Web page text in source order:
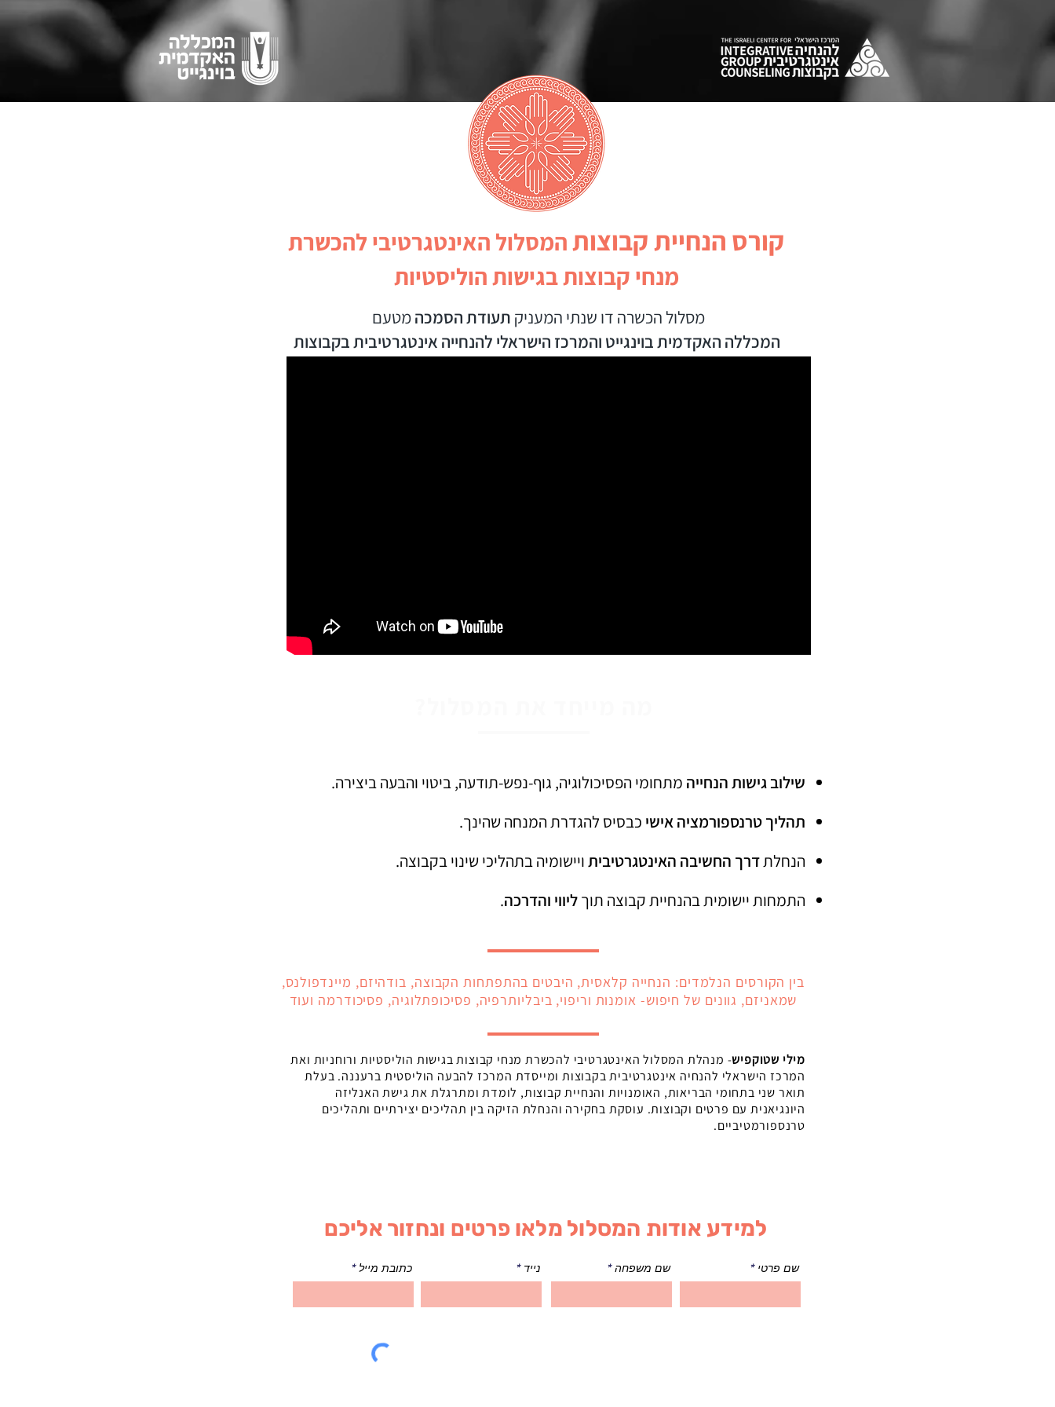
קורס הנחיית קבוצותהמסלול האינטגרטיבי להכשרת
מנחי קבוצות בגישות הוליסטיות
מסלול הכשרה דו שנתי המעניק תעודת הסמכהמטעם
המכללה האקדמית בוינגייט והמרכז הישראלי להנחייה אינטגרטיבית בקבוצות
שילוב גישות הנחייה מתחומי הפסיכולוגיה, גוף-נפש-תודעה, ביטוי והבעה ביצירה.
תהליך טרנספורמציה אישי כבסיס להגדרת המנחה שהינך.
הנחלתדרך החשיבה האינטגרטיביתויישומיה בתהליכי שינוי בקבוצה.
התמחות יישומית בהנחיית קבוצה תוךליווי והדרכה.
בין הקורסים הנלמדים: הנחייה קלאסית, היבטים בהתפתחות הקבוצה, בודהיזם, מיינדפולנס,
שמאניזם, גוונים של חיפוש- אומנות וריפוי, ביבליותרפיה, פסיכופתלוגיה, פסיכודרמה ועוד
מילי שטוקפיש- מנהלת המסלול האינטגרטיבי להכשרת מנחי קבוצות בגישות הוליסטיות ורוחניות ואת
המרכז הישראלי להנחיה אינטגרטיבית בקבוצות ומייסדת המרכז להבעה הוליסטית ברעננה. בעלת
תואר שני בתחומי הבריאות, האומנויות והנחיית קבוצות, לומדת ומתרגלת את גישת האנליזה
היונגיאנית עם פרטים וקבוצות. עוסקת בחקירה והנחלת הזיקה בין תהליכים יצירתיים ותהליכים
טרנספורמטיביים.
למידע אודות המסלול מלאו פרטים ונחזור אליכם
כתובת מייל נייד שם משפחה שם פרטי